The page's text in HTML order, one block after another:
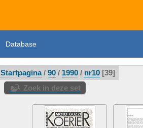
Database
Startpagina/ 90/ 1990/ nr10 39
Zoek in deze set